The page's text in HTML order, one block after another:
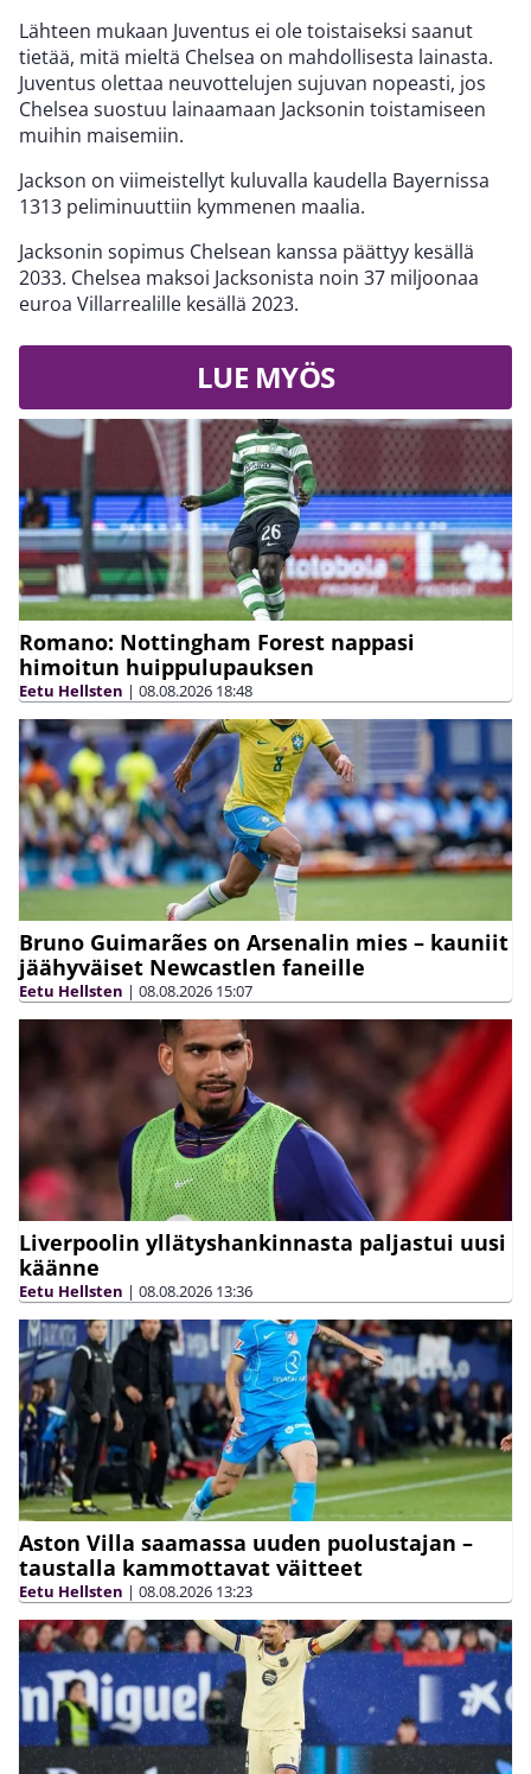
Lähteen mukaan Juventus ei ole toistaiseksi saanut
tietää, mitä mieltä Chelsea on mahdollisesta lainasta.
Juventus olettaa neuvottelujen sujuvan nopeasti, jos
Chelsea suostuu lainaamaan Jacksonin toistamiseen
muihin maisemiin.
Jackson on viimeistellyt kuluvalla kaudella Bayernissa
1313 peliminuuttiin kymmenen maalia.
Jacksonin sopimus Chelsean kanssa päättyy kesällä
2033. Chelsea maksoi Jacksonista noin 37 miljoonaa
euroa Villarrealille kesällä 2023.
LUE MYÖS
Romano: Nottingham Forest nappasi
himoitun huippulupauksen
Eetu Hellsten | 08.08.2026 18:48
Bruno Guimarães on Arsenalin mies – kauniit
jäähyväiset Newcastlen faneille
Eetu Hellsten | 08.08.2026 15:07
Liverpoolin yllätyshankinnasta paljastui uusi
käänne
Eetu Hellsten | 08.08.2026 13:36
Aston Villa saamassa uuden puolustajan –
taustalla kammottavat väitteet
Eetu Hellsten | 08.08.2026 13:23